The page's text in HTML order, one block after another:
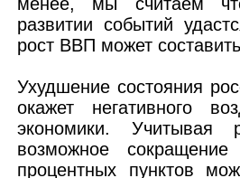
развитии событий
рост ВВП может
Ухудшение состояния
окажет негативного
экономики. Учитывая
возможное
процентных пунктов